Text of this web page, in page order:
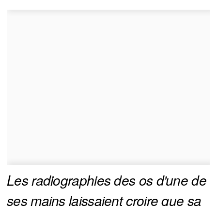
Les radiographies des os d'une de
ses mains laissaient croire que sa